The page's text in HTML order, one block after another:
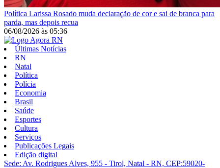
Política Larissa Rosado muda declaração de cor e sai de branca para
parda, mas depois recua
06/08/2026 às 05:36
Últimas Notícias
RN
Natal
Política
Polícia
Economia
Brasil
Saúde
Esportes
Cultura
Serviços
Publicações Legais
Edição digital
Sede: Av. Rodrigues Alves, 955 - Tirol, Natal - RN, CEP:59020-